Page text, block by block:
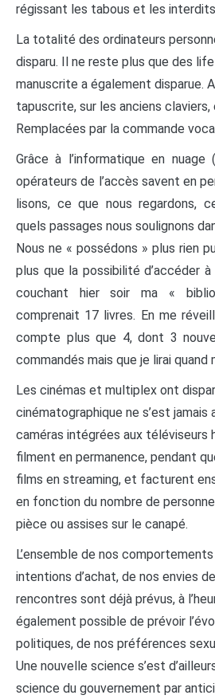
régissant les tabous et les
La totalité des ordinateurs
disparu. Il ne reste plus que des
manuscrite a également disparue.
tapuscrite, sur les anciens
Remplacées par la commande
Grâce à l’informatique en
opérateurs de l’accès savent en
lisons, ce que nous regardons,
quels passages nous soulignons
Nous ne « possédons » plus rien
plus que la possibilité d’accéder
couchant hier soir ma «
comprenait 17 livres. En me
compte plus que 4, dont 3
commandés mais que je lirai
Les cinémas et multiplex ont
cinématographique ne s’est jamais
caméras intégrées aux téléviseurs
filment en permanence, pendant
films en streaming, et facturent
en fonction du nombre de
pièce ou assises sur le canapé.
L’ensemble de nos
intentions d’achat, de nos envies
rencontres sont déjà prévus, à
également possible de prévoir
politiques, de nos préférences
Une nouvelle science s’est
science du gouvernement par